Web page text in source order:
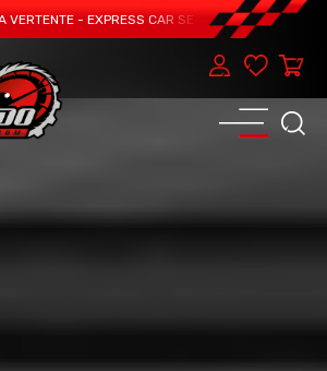
- EXPRESS CAR SERVICE, MANUTENÇÃO